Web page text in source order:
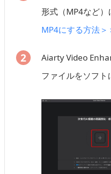
形式（MP4など）
MP4にする方法＞
Aiarty Video
ファイルをソフト